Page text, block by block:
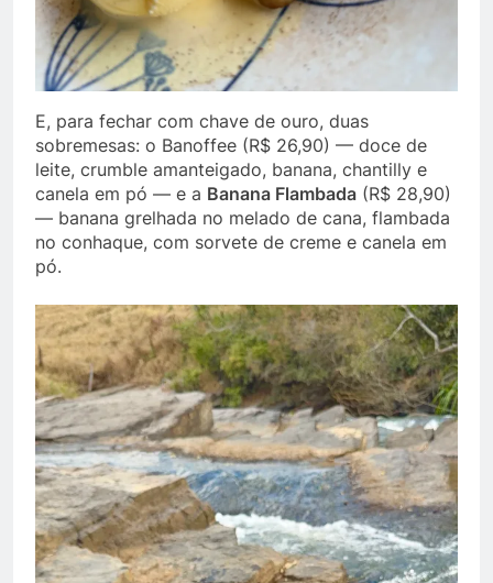
E, para fechar com chave de ouro, duas
sobremesas: o Banoffee (R$ 26,90) — doce de
leite, crumble amanteigado, banana, chantilly e
canela em pó — e a Banana Flambada (R$ 28,90)
— banana grelhada no melado de cana, flambada
no conhaque, com sorvete de creme e canela em
pó.